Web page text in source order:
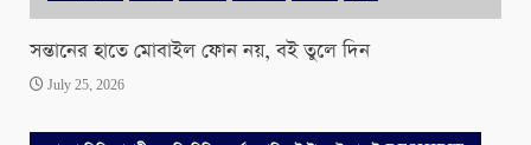
সন্তানের হাতে মোবাইল ফোন নয়, বই তুলে দিন
July 25, 2026